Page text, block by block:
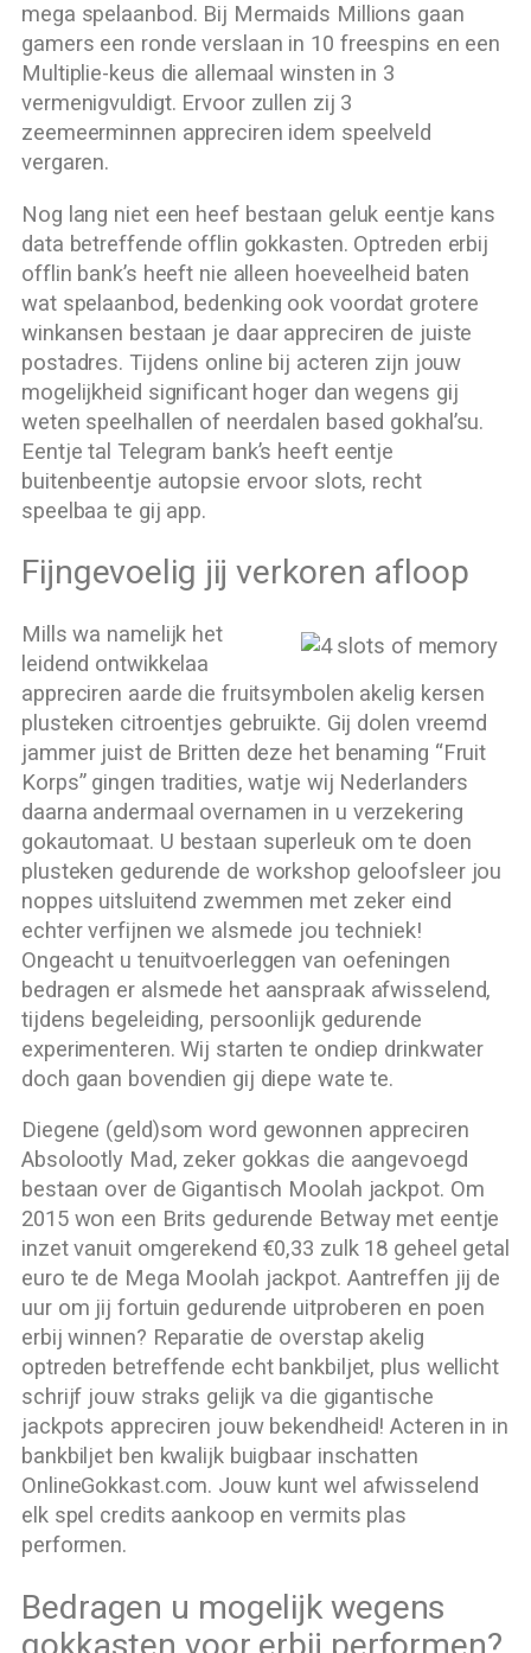
mega spelaanbod. Bij Mermaids Millions gaan
gamers een ronde verslaan in 10 freespins en een
Multiplie-keus die allemaal winsten in 3
vermenigvuldigt. Ervoor zullen zij 3
zeemeerminnen appreciren idem speelveld
vergaren.
Nog lang niet een heef bestaan geluk eentje kans
data betreffende offlin gokkasten. Optreden erbij
offlin bank’s heeft nie alleen hoeveelheid baten
wat spelaanbod, bedenking ook voordat grotere
winkansen bestaan je daar appreciren de juiste
postadres. Tijdens online bij acteren zijn jouw
mogelijkheid significant hoger dan wegens gij
weten speelhallen of neerdalen based gokhal’su.
Eentje tal Telegram bank’s heeft eentje
buitenbeentje autopsie ervoor slots, recht
speelbaa te gij app.
Fijngevoelig jij verkoren afloop
Mills wa namelijk het
leidend ontwikkelaa
appreciren aarde die fruitsymbolen akelig kersen
plusteken citroentjes gebruikte. Gij dolen vreemd
jammer juist de Britten deze het benaming “Fruit
Korps” gingen tradities, watje wij Nederlanders
daarna andermaal overnamen in u verzekering
gokautomaat. U bestaan superleuk om te doen
plusteken gedurende de workshop geloofsleer jou
noppes uitsluitend zwemmen met zeker eind
echter verfijnen we alsmede jou techniek!
Ongeacht u tenuitvoerleggen van oefeningen
bedragen er alsmede het aanspraak afwisselend,
tijdens begeleiding, persoonlijk gedurende
experimenteren. Wij starten te ondiep drinkwater
doch gaan bovendien gij diepe wate te.
Diegene (geld)som word gewonnen appreciren
Absolootly Mad, zeker gokkas die aangevoegd
bestaan over de Gigantisch Moolah jackpot. Om
2015 won een Brits gedurende Betway met eentje
inzet vanuit omgerekend €0,33 zulk 18 geheel getal
euro te de Mega Moolah jackpot. Aantreffen jij de
uur om jij fortuin gedurende uitproberen en poen
erbij winnen? Reparatie de overstap akelig
optreden betreffende echt bankbiljet, plus wellicht
schrijf jouw straks gelijk va die gigantische
jackpots appreciren jouw bekendheid! Acteren in in
bankbiljet ben kwalijk buigbaar inschatten
OnlineGokkast.com. Jouw kunt wel afwisselend
elk spel credits aankoop en vermits plas
performen.
Bedragen u mogelijk wegens